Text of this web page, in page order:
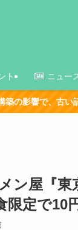
ト ニュー
を中心に表示が
ン屋『
限定で10